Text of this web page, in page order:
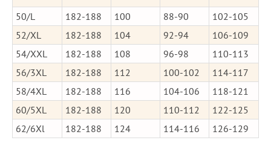
50/L
182-188 100 88-90
102-105
52/XL
182-188 104 92-94
106-109
54/XXL
182-188 108 96-98
110-113
56/3XL
182-188 112 100-102
114-117
58/4XL
182-188 116 104-106
118-121
60/5XL
182-188 120 110-112
122-125
62/6Xl
182-188 124 114-116 126-129